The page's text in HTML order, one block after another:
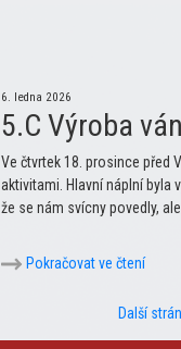
6. ledna 2026
5.C Výroba
Ve čtvrtek 18. prosince před
aktivitami. Hlavní náplní byla
že se nám svícny povedly,
Pokračovat ve čtení
Další